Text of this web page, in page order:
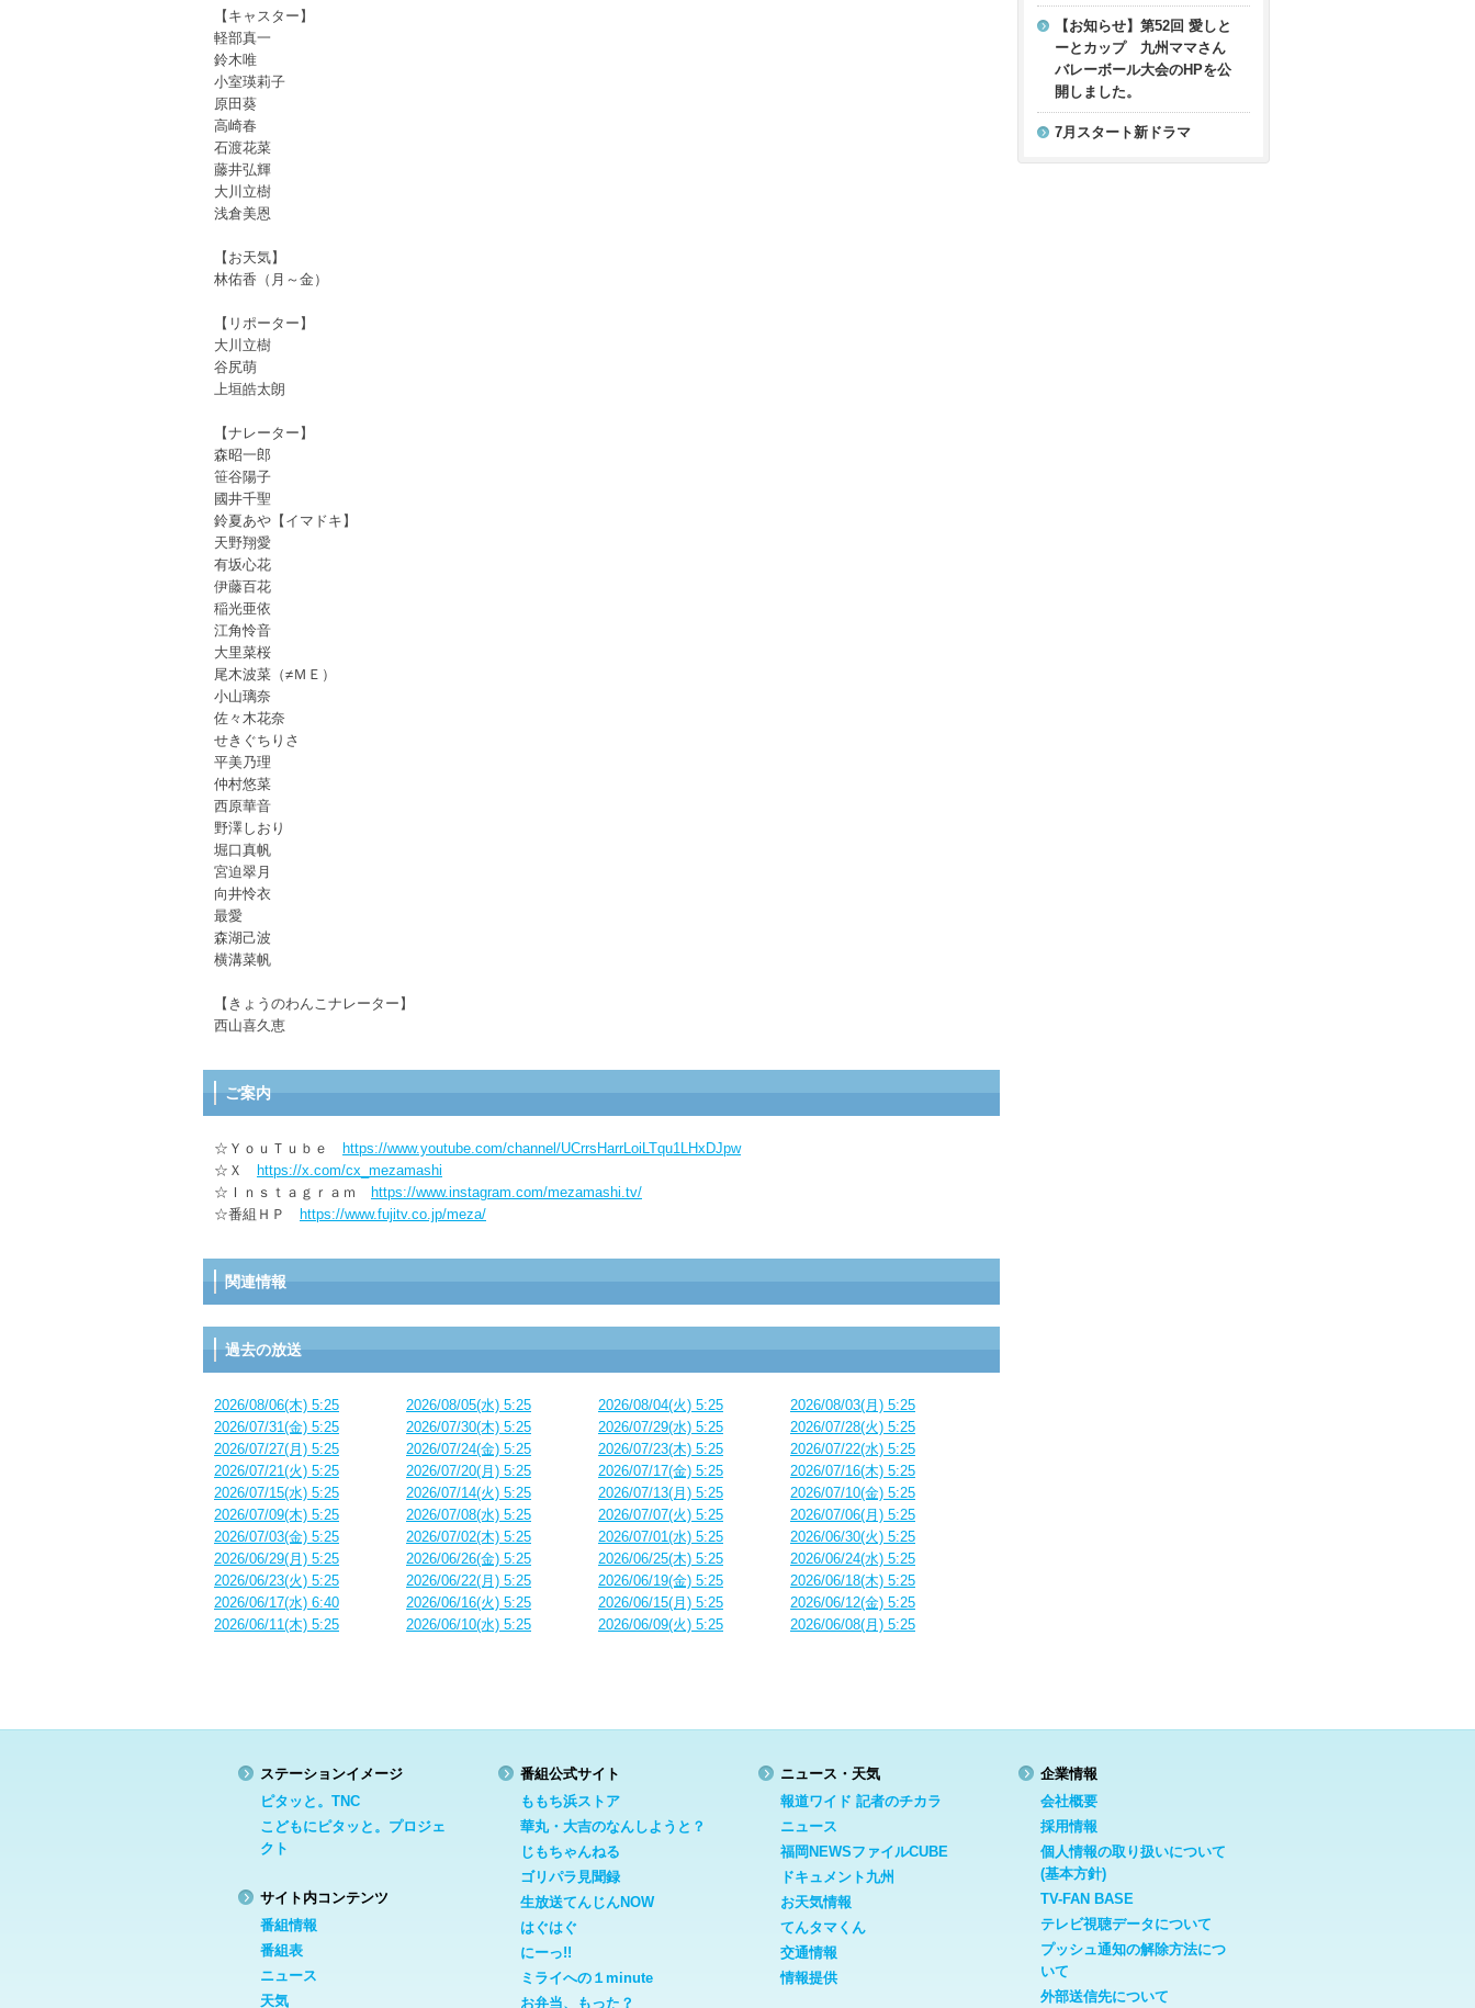
【キャスター】
軽部真一
鈴木唯
小室瑛莉子
原田葵
高崎春
石渡花菜
藤井弘輝
大川立樹
浅倉美恩
【お天気】
林佑香（月～金）
【リポーター】
大川立樹
谷尻萌
上垣皓太朗
【ナレーター】
森昭一郎
笹谷陽子
國井千聖
鈴夏あや【イマドキ】
天野翔愛
有坂心花
伊藤百花
稲光亜依
江角怜音
大里菜桜
尾木波菜（≠ＭＥ）
小山璃奈
佐々木花奈
せきぐちりさ
平美乃理
仲村悠菜
西原華音
野澤しおり
堀口真帆
宮迫翠月
向井怜衣
最愛
森湖己波
横溝菜帆
【きょうのわんこナレーター】
西山喜久恵
ご案内
☆ＹｏｕＴｕｂｅ
https://www.youtube.com/channel/UCrrsHarrLoiLTqu1LHxDJpw
☆Ｘ
https://x.com/cx_mezamashi
☆Ｉｎｓｔａｇｒａｍ
https://www.instagram.com/mezamashi.tv/
☆番組ＨＰ
https://www.fujitv.co.jp/meza/
関連情報
過去の放送
2026/08/06(木) 5:25 2026/08/05(水) 5:25 2026/08/04(火) 5:25
2026/08/03(月) 5:25
2026/07/31(金) 5:25
2026/07/30(木) 5:25 2026/07/29(水) 5:25
2026/07/28(火) 5:25
2026/07/27(月) 5:25
2026/07/24(金) 5:25 2026/07/23(木) 5:25
2026/07/22(水) 5:25
2026/07/21(火) 5:25
2026/07/20(月) 5:25 2026/07/17(金) 5:25
2026/07/16(木) 5:25
2026/07/15(水) 5:25
2026/07/14(火) 5:25 2026/07/13(月) 5:25
2026/07/10(金) 5:25
2026/07/09(木) 5:25
2026/07/08(水) 5:25 2026/07/07(火) 5:25
2026/07/06(月) 5:25
2026/07/03(金) 5:25
2026/07/02(木) 5:25 2026/07/01(水) 5:25
2026/06/30(火) 5:25
2026/06/29(月) 5:25
2026/06/26(金) 5:25 2026/06/25(木) 5:25
2026/06/24(水) 5:25
2026/06/23(火) 5:25
2026/06/22(月) 5:25 2026/06/19(金) 5:25
2026/06/18(木) 5:25
2026/06/17(水) 6:40
2026/06/16(火) 5:25 2026/06/15(月) 5:25
2026/06/12(金) 5:25
2026/06/11(木) 5:25
2026/06/10(水) 5:25 2026/06/09(火) 5:25 2026/06/08(月) 5:25
【お知らせ】第52回 愛しと
ーとカップ 九州ママさん
バレーボール大会のHPを公
開しました。
7月スタート新ドラマ
ステーションイメージ
ピタッと。TNC
こどもにピタッと。プロジェ
クト
サイト内コンテンツ
番組情報
番組表
ニュース
天気
番組公式サイト
ももち浜ストア
華丸・大吉のなんしようと？
じもちゃんねる
ゴリパラ見聞録
生放送てんじんNOW
はぐはぐ
にーっ!!
ミライへの１minute
お弁当、もった？
ニュース・天気
報道ワイド 記者のチカラ
ニュース
福岡NEWSファイルCUBE
ドキュメント九州
お天気情報
てんタマくん
交通情報
情報提供
企業情報
会社概要
採用情報
個人情報の取り扱いについて
(基本方針)
TV-FAN BASE
テレビ視聴データについて
プッシュ通知の解除方法につ
いて
外部送信先について